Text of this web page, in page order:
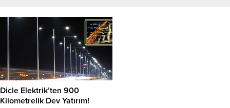
Dicle Elektrik’ten 900
Kilometrelik Dev Yatırım!